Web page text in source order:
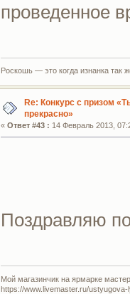
проведенное
Роскошь — это когда изнанка
Re: Конкурс с призом
прекрасно»
«Ответ #43 : 14 Февраль 2013,
Поздравляю
Мой магазинчик на ярмарке
https://www.livemaster.ru/ustyugova-